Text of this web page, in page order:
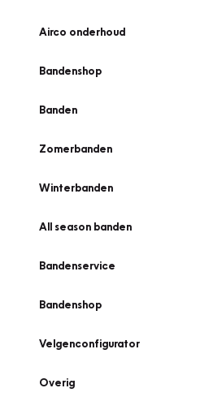
Airco onderhoud
Bandenshop
Banden
Zomerbanden
Winterbanden
All season banden
Bandenservice
Bandenshop
Velgenconfigurator
Overig